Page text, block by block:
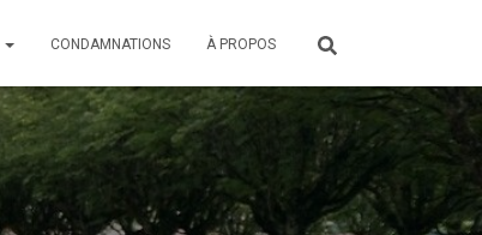
CONDAMNATIONS À PROPOS